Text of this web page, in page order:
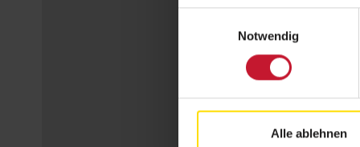
Notwendig
Alle ablehnen